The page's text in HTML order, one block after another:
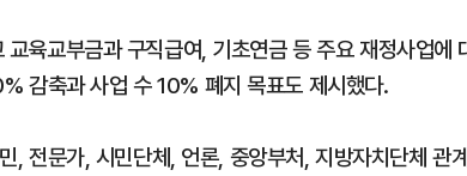
육교부금과 구직급여, 기초연금 등 주요 재정사업에
감축과 사업 수 10% 폐지 목표도 제시했다.
, 전문가, 시민단체, 언론, 중앙부처, 지방자치단체 관